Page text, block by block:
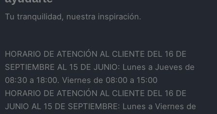
Tu tranquilidad, nuestra inspiración.
HORARIO DE ATENCIÓN AL CLIENTE DEL 16 DE
SEPTIEMBRE AL 15 DE JUNIO: Lunes a Jueves de
08:30 a 18:00. Viernes de 08:00 a 15:00
HORARIO DE ATENCIÓN AL CLIENTE DEL 16 DE
JUNIO AL 15 DE SEPTIEMBRE: Lunes a Viernes de